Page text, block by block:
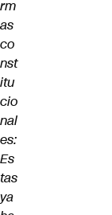
rm
as
co
nst
itu
cio
nal
es:
Es
tas
ya